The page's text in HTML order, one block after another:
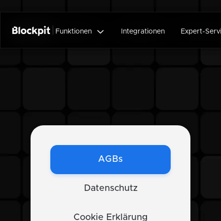
Funktionen  Integrationen Expert-
AGBs
Datenschutz
Cookie Erklärung
Funktionen  Integrationen Expert-